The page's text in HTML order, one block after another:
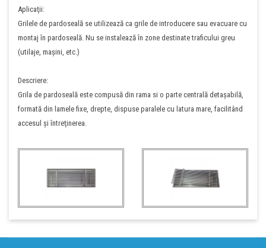
Aplicaţii:
Grilele de pardoseală se utilizează ca grile de introducere sau evacuare cu
montaj în pardoseală. Nu se instalează în zone destinate traficului greu
(utilaje, maşini, etc.)
Descriere:
Grila de pardoseală este compusă din rama si o parte centrală detaşabilă,
formată din lamele fixe, drepte, dispuse paralele cu latura mare, facilitând
accesul şi întreţinerea.